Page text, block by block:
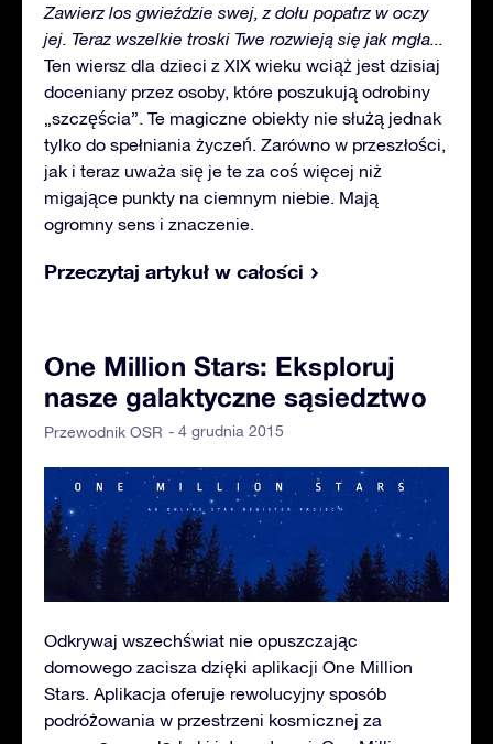
Zawierz los gwieździe swej, z dołu popatrz w oczy
jej. Teraz wszelkie troski Twe rozwieją się jak mgła...
Ten wiersz dla dzieci z XIX wieku wciąż jest dzisiaj
doceniany przez osoby, które poszukują odrobiny
„szczęścia”. Te magiczne obiekty nie służą jednak
tylko do spełniania życzeń. Zarówno w przeszłości,
jak i teraz uważa się je te za coś więcej niż
migające punkty na ciemnym niebie. Mają
ogromny sens i znaczenie.
Przeczytaj artykuł w całości
One Million Stars: Eksploruj
nasze galaktyczne sąsiedztwo
Przewodnik OSR - 4 grudnia 2015
Odkrywaj wszechświat nie opuszczając
domowego zacisza dzięki aplikacji One Million
Stars. Aplikacja oferuje rewolucyjny sposób
podróżowania w przestrzeni kosmicznej za